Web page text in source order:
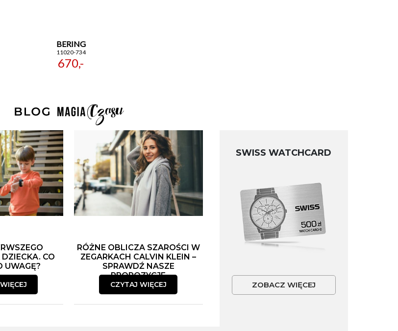
BERING
11020-734
670,-
CO
UWAGĘ?
RÓŻNE OBLICZA SZAROŚCI W
ZEGARKACH CALVIN KLEIN –
SPRAWDŹ NASZE
PROPOZYCJE
CZYTAJ WIĘCEJ
SWISS WATCHCARD
ZOBACZ WIĘCEJ